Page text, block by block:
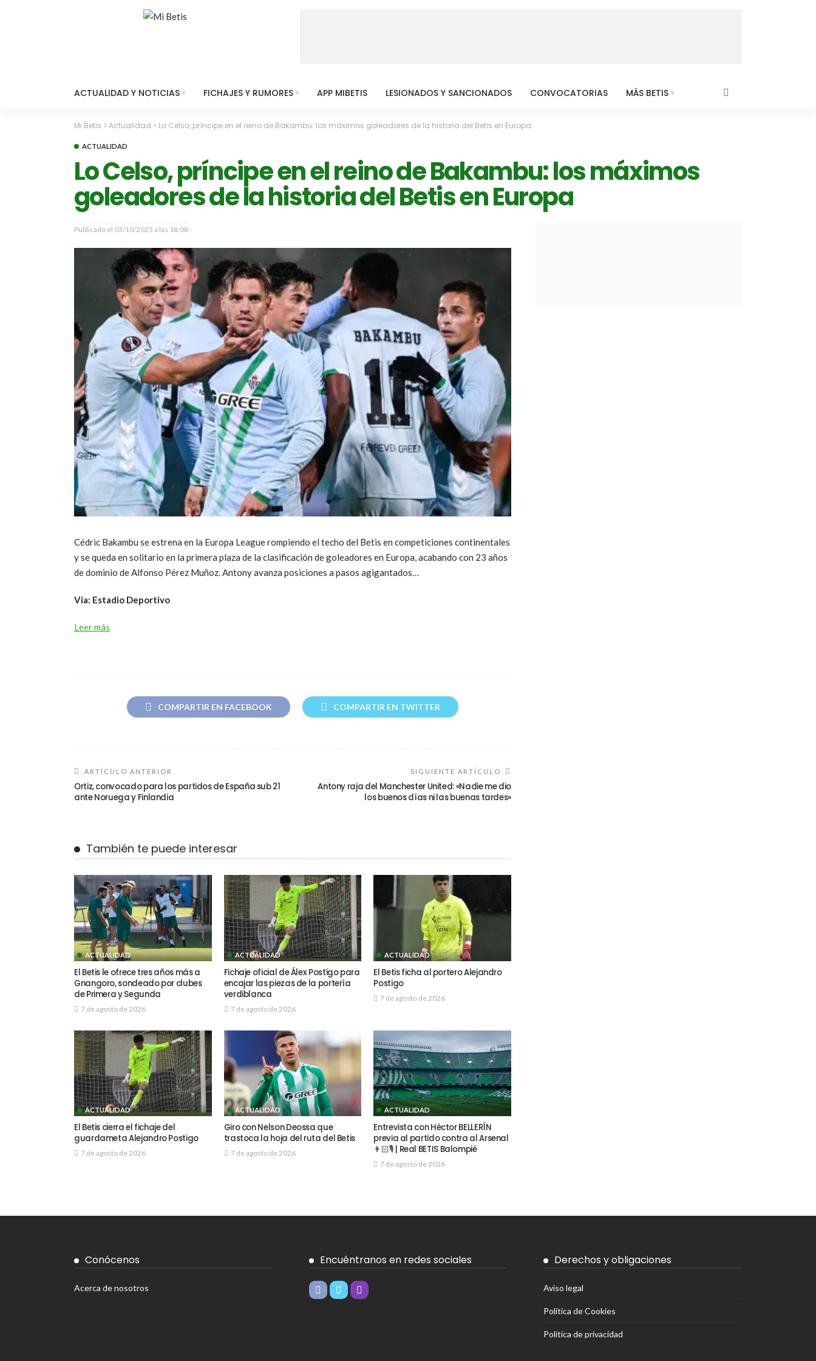
ACTUALIDAD Y NOTICIAS FICHAJES Y RUMORES APP MIBETIS LESIONADOS Y SANCIONADOS CONVOCATORIAS MÁS BETIS
Mi Betis > Actualidad > Lo Celso, príncipe en el reino de Bakambu: los máximos goleadores de la historia del Betis en Europa
ACTUALIDAD
Lo Celso, príncipe en el reino de Bakambu: los máximos
goleadores de la historia del Betis en Europa
Publicado el 03/10/2025 a las 18:08
Cédric Bakambu se estrena en la Europa League rompiendo el techo del Betis en competiciones continentales
y se queda en solitario en la primera plaza de la clasificación de goleadores en Europa, acabando con 23 años
de dominio de Alfonso Pérez Muñoz. Antony avanza posiciones a pasos agigantados…
Vía: Estadio Deportivo
Leer más
COMPARTIR EN FACEBOOK COMPARTIR EN TWITTER
ARTÍCULO ANTERIOR
Ortiz, convocado para los partidos de España sub 21
ante Noruega y Finlandia
SIGUIENTE ARTÍCULO
Antony raja del Manchester United: «Nadie me dio
los buenos días ni las buenas tardes»
También te puede interesar
ACTUALIDAD
El Betis le ofrece tres años más a
Gnangoro, sondeado por clubes
de Primera y Segunda
7 de agosto de 2026
ACTUALIDAD
Fichaje oficial de Álex Postigo para
encajar las piezas de la portería
verdiblanca
7 de agosto de 2026
ACTUALIDAD
El Betis ficha al portero Alejandro
Postigo
7 de agosto de 2026
ACTUALIDAD
El Betis cierra el fichaje del
guardameta Alejandro Postigo
7 de agosto de 2026
ACTUALIDAD
Giro con Nelson Deossa que
trastoca la hoja del ruta del Betis
7 de agosto de 2026
ACTUALIDAD
Entrevista con Héctor BELLERÍN
previa al partido contra al Arsenal
👨🏻🎙️ | Real BETIS Balompié
7 de agosto de 2026
Conócenos
Acerca de nosotros
Encuéntranos en redes sociales Derechos y obligaciones
Aviso legal
Política de Cookies
Política de privacidad